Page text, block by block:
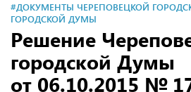
#ДОКУМЕНТЫ ЧЕРЕПОВЕЦКОЙ
ГОРОДСКОЙ ДУМЫ
Решение
городской Думы
от 06.10.2015 №